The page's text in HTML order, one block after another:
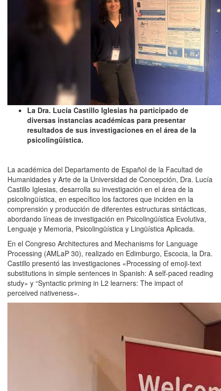
La Dra. Lucía Castillo Iglesias ha participado de
diversas instancias académicas para presentar
resultados de sus investigaciones en el área de la
psicolingüística.
La académica del Departamento de Español de la Facultad de
Humanidades y Arte de la Universidad de Concepción, Dra. Lucía
Castillo Iglesias, desarrolla su investigación en el área de la
psicolingüística, en específico los factores que inciden en la
comprensión y producción de diferentes estructuras sintácticas,
abordando líneas de investigación en Psicolingüística Evolutiva,
Lenguaje y Memoria, Psicolingüística y Lingüística Aplicada.
En el Congreso Architectures and Mechanisms for Language
Processing (AMLaP 30), realizado en Edimburgo, Escocia, la Dra.
Castillo presentó las investigaciones «Processing of emoji-text
substitutions in simple sentences in Spanish: A self-paced reading
study» y “Syntactic priming in L2 learners: The impact of
perceived nativeness».